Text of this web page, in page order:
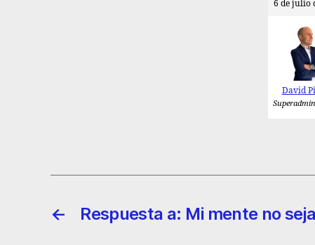
6 de julio
David
← Respuesta a: Mi mente no